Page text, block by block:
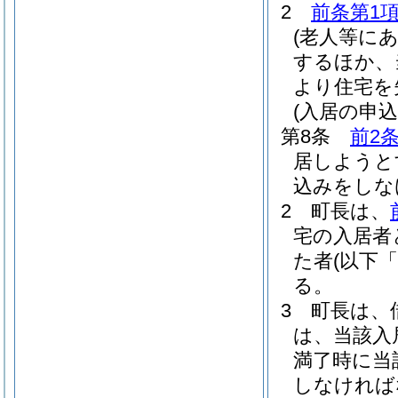
2
前条第1
(老人等に
するほか
より住宅
(入居の申
第8条
前2
居しよう
込みをし
2
町長は、
宅の入居
た者(以下
る。
3
町長は、
は、当該
満了時に
しなけれ